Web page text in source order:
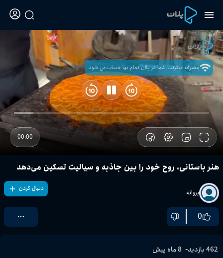
مصرف اینترنت شما در پلان تمام بها حساب می شود.
00:00
هنر باستانی، روح خود را بین جاذبه و سیالیت تسکین می‌دهد
پروانه دنبال کردن
0
462بازدید- 8 ماه پیش